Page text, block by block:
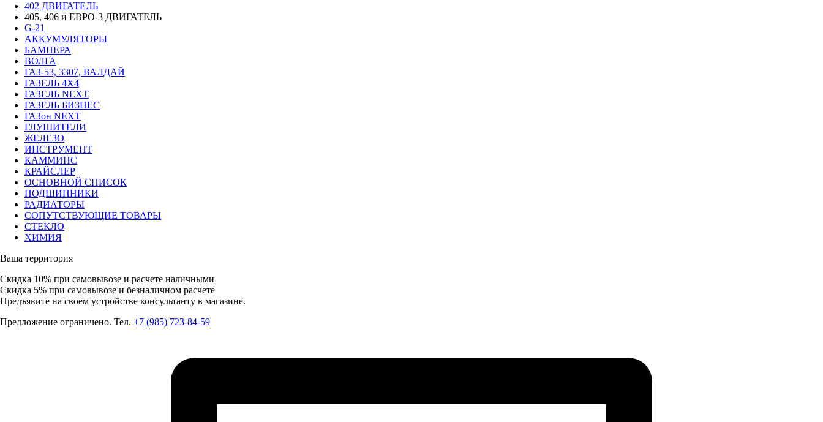
402 ДВИГАТЕЛЬ
405, 406 и ЕВРО-3 ДВИГАТЕЛЬ
G-21
АККУМУЛЯТОРЫ
БАМПЕРА
ВОЛГА
ГАЗ-53, 3307, ВАЛДАЙ
ГАЗЕЛЬ 4Х4
ГАЗЕЛЬ NEXT
ГАЗЕЛЬ БИЗНЕС
ГАЗон NEXT
ГЛУШИТЕЛИ
ЖЕЛЕЗО
ИНСТРУМЕНТ
КАММИНС
КРАЙСЛЕР
ОСНОВНОЙ СПИСОК
ПОДШИПНИКИ
РАДИАТОРЫ
СОПУТСТВУЮЩИЕ ТОВАРЫ
СТЕКЛО
ХИМИЯ
Ваша территория
Скидка 10% при самовывозе и расчете наличными
Скидка 5% при самовывозе и безналичном расчете
Предъявите на своем устройстве консультанту в магазине.
Предложение ограничено. Тел. +7 (985) 723-84-59